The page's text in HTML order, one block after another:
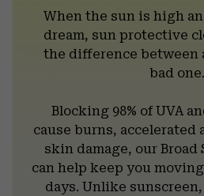
When the sun is high
dream, sun protective
the difference between
bad one.
Blocking 98% of UVA
cause burns, accelerated
skin damage, our Broad
can help keep you
days. Unlike